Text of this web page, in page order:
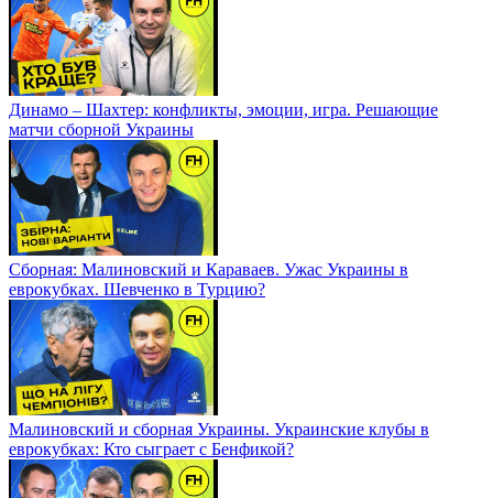
Динамо – Шахтер: конфликты, эмоции, игра. Решающие
матчи сборной Украины
Сборная: Малиновский и Караваев. Ужас Украины в
еврокубках. Шевченко в Турцию?
Малиновский и сборная Украины. Украинские клубы в
еврокубках: Кто сыграет с Бенфикой?